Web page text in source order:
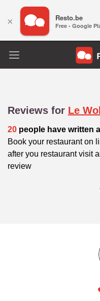
Reviews for Le
20 people have written
Book your restaurant on
after you restaurant visit
review
× Resto.be
Free - Google